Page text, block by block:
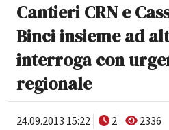
Cantieri CRN e
Binci insieme ad
interroga con
regionale
24.09.2013 15:22 2
2336